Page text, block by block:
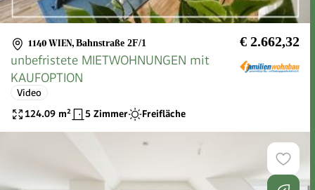
1140 WIEN, Bahnstraße 2F/1 € 2.662,32
unbefristete MIETWOHNUNGEN mit
KAUFOPTION
Video
124.09 m² 5 Zimmer Freifläche